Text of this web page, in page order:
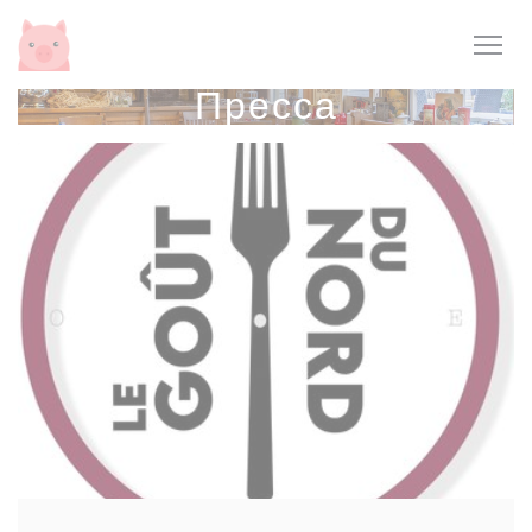
Панель управления cookies
Пресса